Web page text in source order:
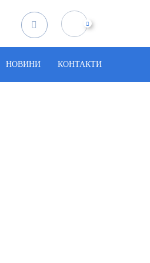
Пошук
НОВИНИ КОНТАКТИ